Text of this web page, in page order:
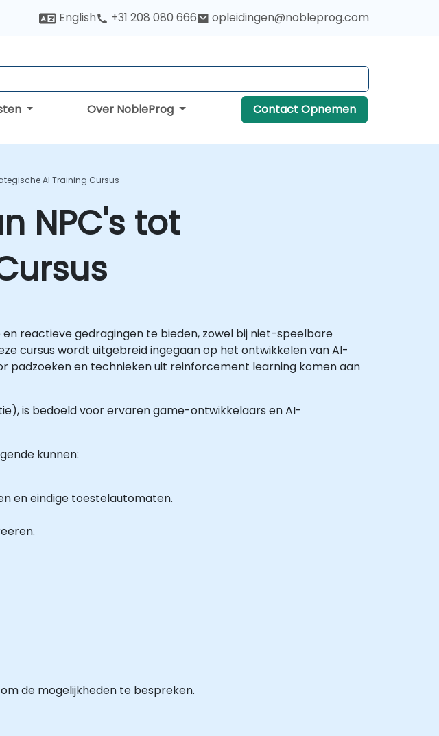
English +31 208 080 666 opleidingen@nobleprog.com
Over NobleProg Contact Opnemen
AI Training Cursus
NPC's tot
reactieve gedragingen te bieden, zowel bij niet-speelbare
cursus wordt uitgebreid ingegaan op het ontwikkelen van AI-
padzoeken en technieken uit reinforcement learning komen aan
is bedoeld voor ervaren game-ontwikkelaars en AI-
kunnen:
en eindige toestelautomaten.
de mogelijkheden te bespreken.